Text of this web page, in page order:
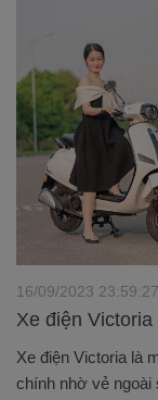
Xe điện
16/09/2023 23:59:27
Xe điện Victoria là
chính nhờ vẻ ngoài